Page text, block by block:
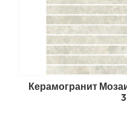
Керамогранит